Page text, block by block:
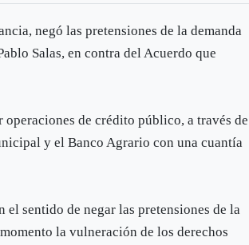
negó las pretensiones de la demanda
Salas, en contra del Acuerdo que
de crédito público, a través de
y el Banco Agrario con una cuantía
sentido de negar las pretensiones de la
la vulneración de los derechos